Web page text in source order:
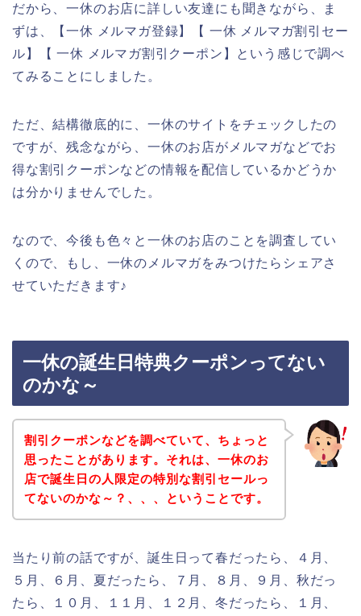
だから、一休のお店に詳しい友達にも聞きながら、ま
ずは、【一休 メルマガ登録】【 一休 メルマガ割引セー
ル】【 一休 メルマガ割引クーポン】という感じで調べ
てみることにしました。
ただ、結構徹底的に、一休のサイトをチェックしたの
ですが、残念ながら、一休のお店がメルマガなどでお
得な割引クーポンなどの情報を配信しているかどうか
は分かりませんでした。
なので、今後も色々と一休のお店のことを調査してい
くので、もし、一休のメルマガをみつけたらシェアさ
せていただきます♪
一休の誕生日特典クーポンってない
のかな～
割引クーポンなどを調べていて、ちょっと
思ったことがあります。それは、一休のお
店で誕生日の人限定の特別な割引セールっ
てないのかな～？、、、ということです。
当たり前の話ですが、誕生日って春だったら、４月、
５月、６月、夏だったら、７月、８月、９月、秋だっ
たら、１０月、１１月、１２月、冬だったら、１月、